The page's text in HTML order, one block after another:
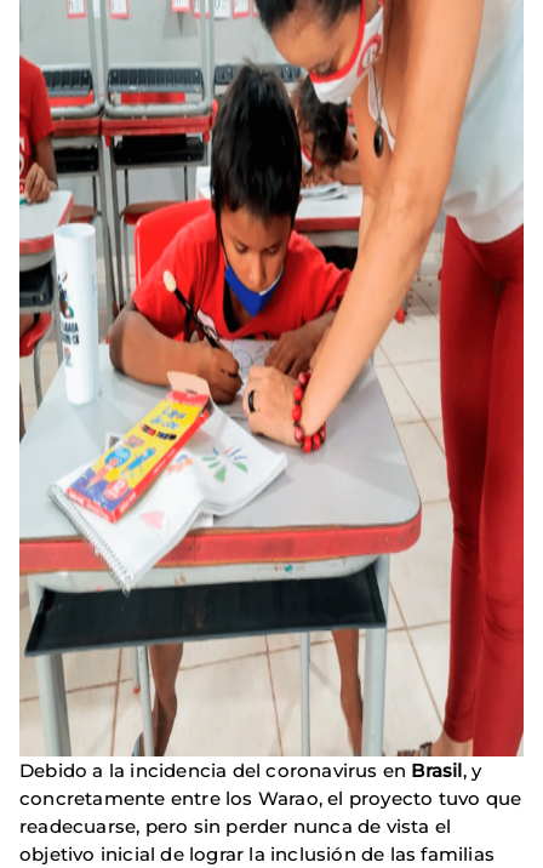
Debido a la incidencia del coronavirus en Brasil, y
concretamente entre los Warao, el proyecto tuvo que
readecuarse, pero sin perder nunca de vista el
objetivo inicial de lograr la inclusión de las familias